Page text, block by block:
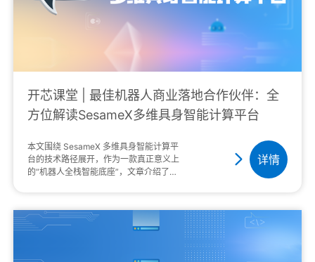
开芯课堂 | 最佳机器人商业落地合作伙伴：全
方位解读SesameX多维具身智能计算平台
本文围绕 SesameX 多维具身智能计算平
台的技术路径展开，作为一款真正意义上
的“机器人全栈智能底座”，文章介绍了其
详情